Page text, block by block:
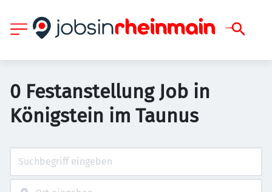
0 Festanstellung Job in
Königstein im Taunus